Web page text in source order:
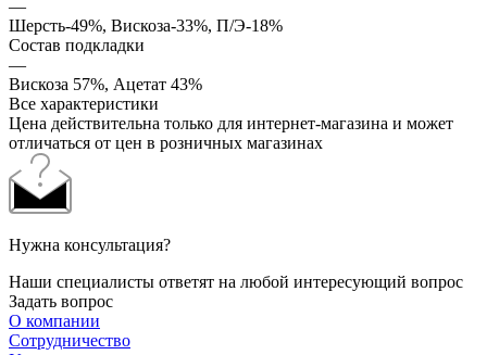
—
Шерсть-49%, Вискоза-33%, П/Э-18%
Состав подкладки
—
Вискоза 57%, Ацетат 43%
Все характеристики
Цена действительна только для интернет-магазина и может
отличаться от цен в розничных магазинах
Нужна консультация?
Наши специалисты ответят на любой интересующий вопрос
Задать вопрос
О компании
Сотрудничество